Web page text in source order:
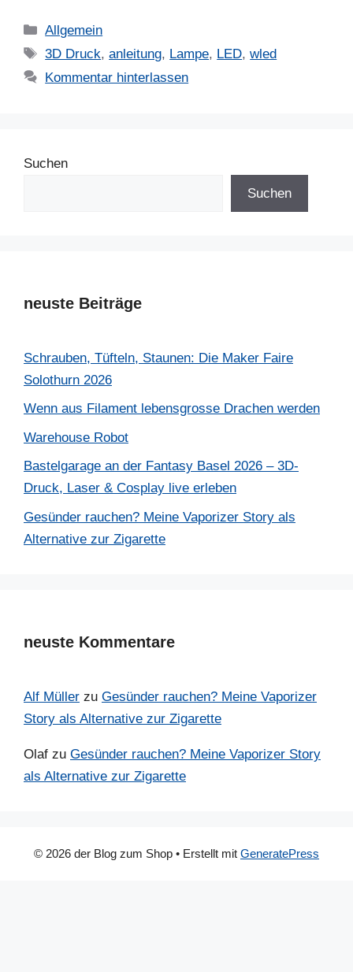
Kategorien
Allgemein
Schlagwörter
3D Druck,anleitung, Lampe, LED,wled
Kommentar hinterlassen
Suchen
Suchen
neuste Beiträge
Schrauben, Tüfteln, Staunen: Die Maker Faire
Solothurn 2026
Wenn aus Filament lebensgrosse Drachen werden
Warehouse Robot
Bastelgarage an der Fantasy Basel 2026 – 3D-
Druck, Laser & Cosplay live erleben
Gesünder rauchen? Meine Vaporizer Story als
Alternative zur Zigarette
neuste Kommentare
Alf Müller zu Gesünder rauchen? Meine Vaporizer
Story als Alternative zur Zigarette
Olaf zu Gesünder rauchen? Meine Vaporizer Story
als Alternative zur Zigarette
© 2026 der Blog zum Shop • Erstellt mit GeneratePress